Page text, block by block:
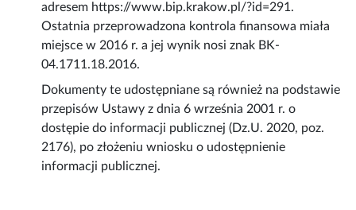
adresem https://www.bip.krakow.pl/?id=291.
Ostatnia przeprowadzona kontrola finansowa miała
miejsce w 2016 r. a jej wynik nosi znak BK-
04.1711.18.2016.
Dokumenty te udostępniane są również na podstawie
przepisów Ustawy z dnia 6 września 2001 r. o
dostępie do informacji publicznej (Dz.U. 2020, poz.
2176), po złożeniu wniosku o udostępnienie
informacji publicznej.